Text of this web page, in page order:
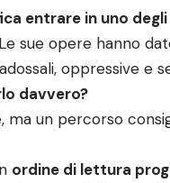
entrare in uno
Le sue opere hanno
oppressive e
davvero?
ma un percorso
ordine di lettura